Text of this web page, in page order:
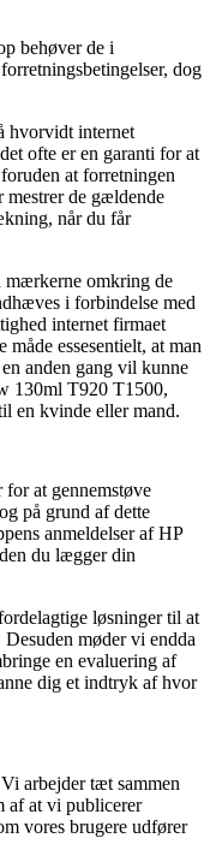
behøver de i
dog
hvorvidt internet
ofte er en garanti for at
at forretningen
mestrer de gældende
når du får
mærkerne omkring de
i forbindelse med
internet firmaet
essesentielt, at man
anden gang vil kunne
130ml T920 T1500,
en kvinde eller mand.
at gennemstøve
på grund af dette
anmeldelser af HP
du lægger din
løsninger til at
møder vi endda
en evaluering af
dig et indtryk af hvor
arbejder tæt sammen
af at vi publicerer
vores brugere udfører